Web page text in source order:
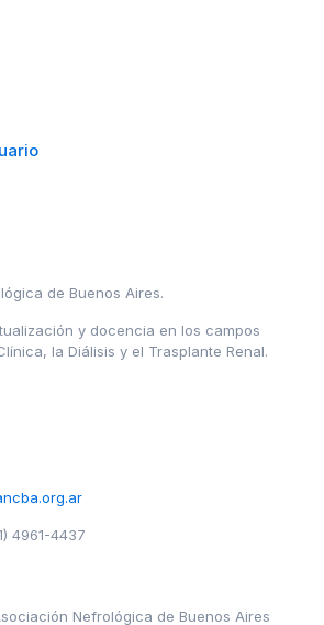
de Buenos Aires.
y docencia en los campos
la Diálisis y el Trasplante Renal.
4961-4437
Nefrológica de Buenos Aires